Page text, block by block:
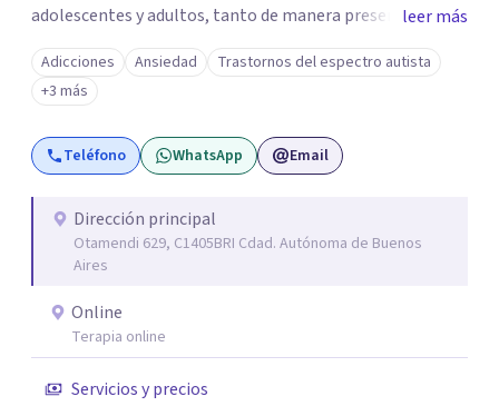
adolescentes y adultos, tanto de manera presencial
como online. Trabajo con distintas problemáticas como
depresión, ataques de pánico, adicciones, trastornos
alimentarios, trastornos del espectro autista (TEA) y
otras situaciones que generan malestar. Entiendo que
cada persona llega con una historia única, por eso el
quien consulta.
leer más
Adicciones Ansiedad
Trastornos del espectro autista
+3 más
Teléfono WhatsApp Email
Dirección principal
Otamendi 629, C1405BRI Cdad. Autónoma de Buenos
Aires
Online
Terapia online
Servicios y precios